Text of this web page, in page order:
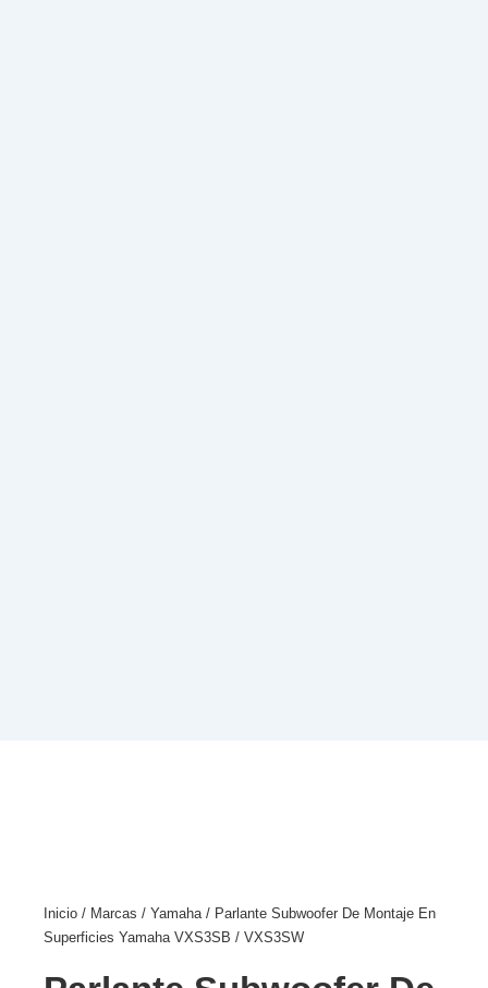
Inicio / Marcas / Yamaha/ Parlante Subwoofer De Montaje En
Superficies Yamaha VXS3SB / VXS3SW